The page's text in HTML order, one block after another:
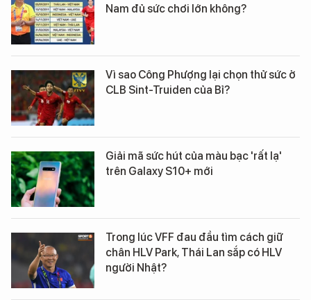
Nam đủ sức chơi lớn không?
Vì sao Công Phượng lại chọn thử sức ở
CLB Sint-Truiden của Bỉ?
Giải mã sức hút của màu bạc 'rất lạ'
trên Galaxy S10+ mới
Trong lúc VFF đau đầu tìm cách giữ
chân HLV Park, Thái Lan sắp có HLV
người Nhật?